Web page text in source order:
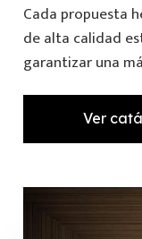
Cada propuesta
de alta calidad
garantizar una
Ver